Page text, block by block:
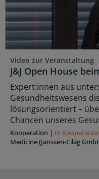
Video zur Veranstaltung
J&J Open House
Expert:innen aus
Gesundheitswesens
lösungsorientiert –
Chancen unseres
Kooperation | In
Medicine (Janssen-Cilag